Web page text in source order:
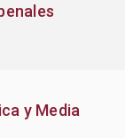
y Media